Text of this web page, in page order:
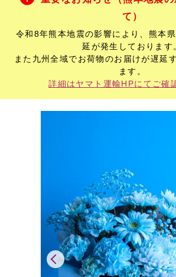
て）
令和8年熊本地震の影響により、熊本
延が発生しております
また九州全域でお荷物のお届けが遅延
ます。
詳細はヤマト運輸HPにてご確